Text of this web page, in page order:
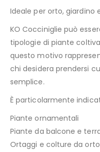
Ideale per orto, giardino
KO Cocciniglie può
tipologie di piante
questo motivo
chi desidera prendersi
semplice.
È particolarmente
Piante ornamentali
Piante da balcone e
Ortaggi e colture da orto